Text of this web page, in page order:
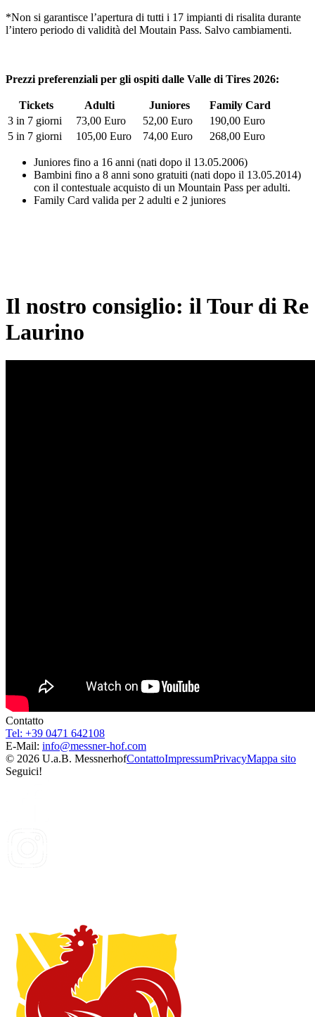
*Non si garantisce l’apertura di tutti i 17 impianti di risalita durante
l’intero periodo di validità del Moutain Pass. Salvo cambiamenti.
Prezzi preferenziali per gli ospiti dalle Valle di Tires 2026:
Tickets Adulti Juniores
Family Card
3 in 7 giorni
73,00 Euro 52,00 Euro
190,00 Euro
5 in 7 giorni
105,00 Euro 74,00 Euro 268,00 Euro
Juniores fino a 16 anni (nati dopo il 13.05.2006)
Bambini fino a 8 anni sono gratuiti (nati dopo il 13.05.2014)
con il contestuale acquisto di un Mountain Pass per adulti.
Family Card valida per 2 adulti e 2 juniores
Il nostro consiglio: il Tour di Re
Laurino
Contatto
Tel: +39 0471 642108
E-Mail: info@messner-hof.com
© 2026 U.a.B. MessnerhofContattoImpressumPrivacyMappa sito
Seguici!